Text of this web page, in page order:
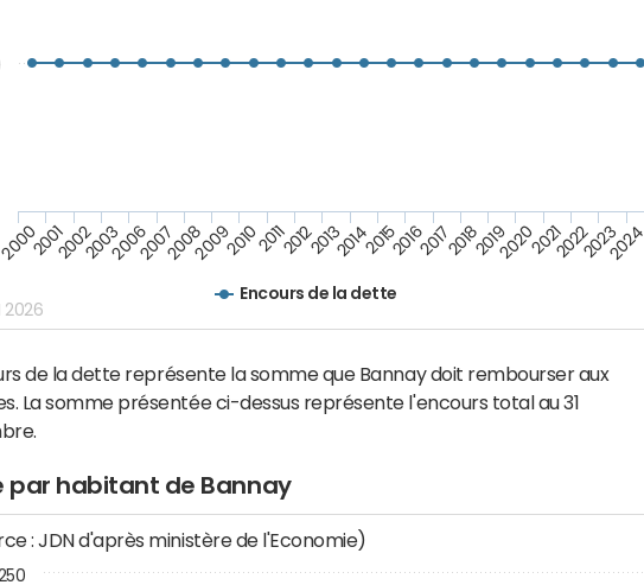
Encours de la dette
20002001200220032006200720082009201020112012201320142015201620172018201920202021202220232024
2026
de la dette représente la somme que Bannay doit rembourser aux
La somme présentée ci-dessus représente l'encours total au 31
par habitant de Bannay
: JDN d'après ministère de l'Economie)